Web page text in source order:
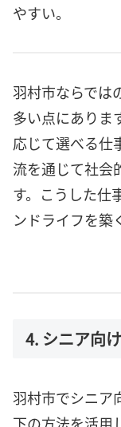
やすい。
羽村市ならでは
多い点にありま
応じて選べる仕
流を通じて社会
す。こうした仕
ンドライフを築
4. シニア向
羽村市でシニア
下の方法を活用